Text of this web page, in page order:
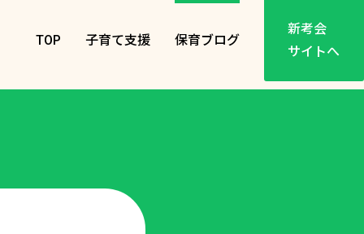
TOP 子育て支援 保育ブログ
新考会
サイトへ